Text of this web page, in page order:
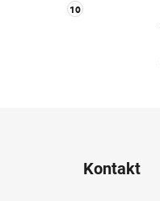
Kontakt